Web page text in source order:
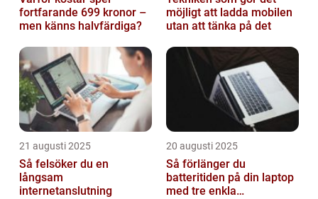
fortfarande 699 kronor –
men känns halvfärdiga?
möjligt att ladda mobilen
utan att tänka på det
21 augusti 2025
Så felsöker du en
långsam
internetanslutning
20 augusti 2025
Så förlänger du
batteritiden på din laptop
med tre enkla